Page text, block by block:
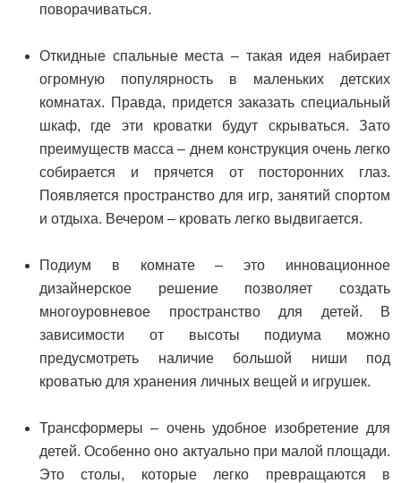
поворачиваться.
Откидные спальные места – такая идея набирает
огромную популярность в маленьких детских
комнатах. Правда, придется заказать специальный
шкаф, где эти кроватки будут скрываться. Зато
преимуществ масса – днем конструкция очень легко
собирается и прячется от посторонних глаз.
Появляется пространство для игр, занятий спортом
и отдыха. Вечером – кровать легко выдвигается.
Подиум в комнате – это инновационное
дизайнерское решение позволяет создать
многоуровневое пространство для детей. В
зависимости от высоты подиума можно
предусмотреть наличие большой ниши под
кроватью для хранения личных вещей и игрушек.
Трансформеры – очень удобное изобретение для
детей. Особенно оно актуально при малой площади.
Это столы, которые легко превращаются в